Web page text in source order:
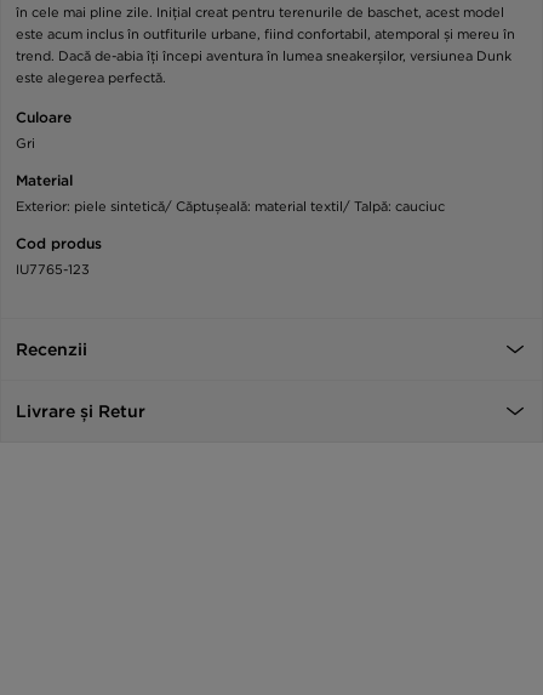
în cele mai pline zile. Inițial creat pentru terenurile de baschet, acest model
este acum inclus în outfiturile urbane, fiind confortabil, atemporal și mereu în
trend. Dacă de-abia îți începi aventura în lumea sneakerșilor, versiunea Dunk
este alegerea perfectă.
Culoare
Gri
Material
Exterior: piele sintetică/ Căptușeală: material textil/ Talpă: cauciuc
Cod produs
IU7765-123
Recenzii
Livrare și Retur